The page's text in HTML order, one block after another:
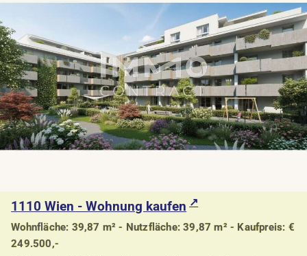
1110 Wien - Wohnung kaufen
Wohnfläche: 39,87 m² - Nutzfläche: 39,87 m² - Kaufpreis: €
249.500,-